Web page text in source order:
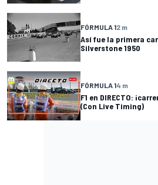
FÓRMULA 12 m
Así fue la primera
Silverstone 1950
FÓRMULA 14 m
F1 en DIRECTO:
(Con Live Timing)